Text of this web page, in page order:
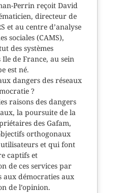
Perrin reçoit David
directeur de
et au centre d’analyse
sociales (CAMS),
des systèmes
de France, au sein
est né.
dangers des réseaux
?
raisons des dangers
la poursuite de la
des Gafam,
orthogonaux
et qui font
captifs et
de ces services par
aux démocraties aux
de l’opinion.